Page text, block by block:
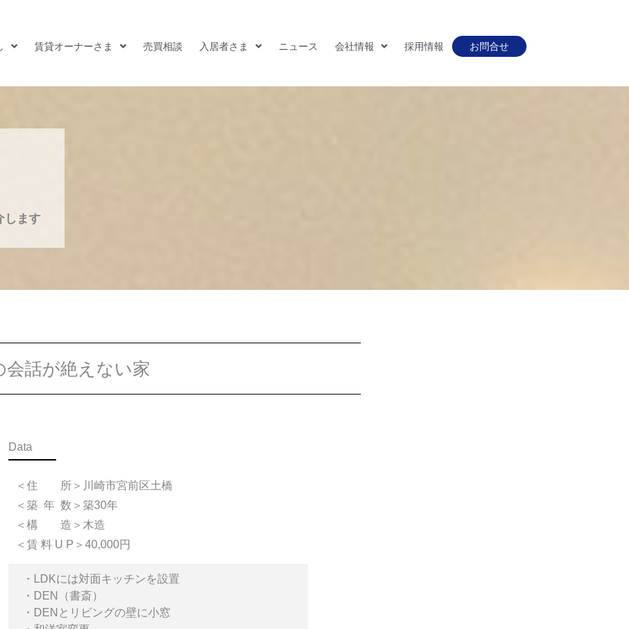
賃貸オーナーさま 売買相談 入居者さま ニュース 会社情報 採用情報 お問合せ
します
会話が絶えない家
Data
＜住 所＞川崎市宮前区土橋
＜築 年 数＞築30年
＜構 造＞木造
＜賃 料 U P＞40,000円
・LDKには対面キッチンを設置
・DEN（書斎）
・DENとリビングの壁に小窓